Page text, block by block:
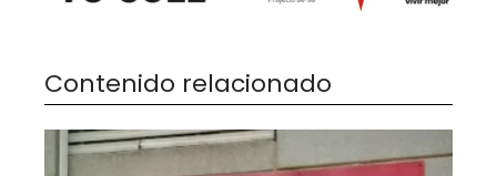
Contenido relacionado